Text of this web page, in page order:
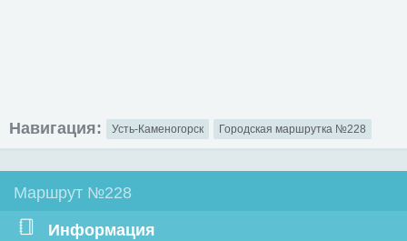
Навигация: Усть-Каменогорск Городская маршрутка №228
Маршрут №228
Информация